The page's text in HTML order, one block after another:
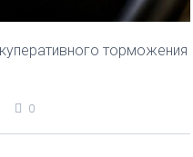
торможения
0